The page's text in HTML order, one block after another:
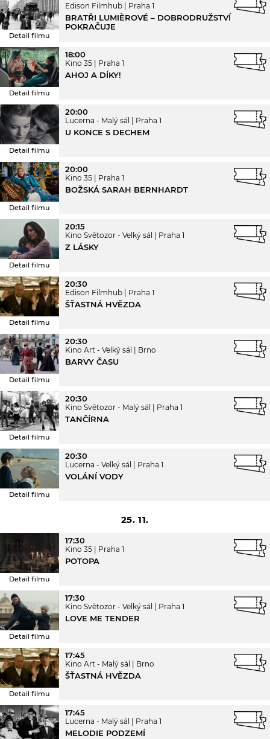
Detail filmu
Edison Filmhub Praha 1
BRATŘI LUMIÈROVÉ – DOBRODRUŽSTVÍ
POKRAČUJE
Detail filmu
18:00
Kino 35 Praha 1
AHOJ A DÍKY!
Detail filmu
20:00
Lucerna - Malý sál Praha 1
U KONCE S DECHEM
Detail filmu
20:00
Kino 35 Praha 1
BOŽSKÁ SARAH BERNHARDT
Detail filmu
20:15
Kino Světozor - Velký sál Praha 1
Z LÁSKY
Detail filmu
20:30
Edison Filmhub Praha 1
ŠŤASTNÁ HVĚZDA
Detail filmu
20:30
Kino Art - Velký sál Brno
BARVY ČASU
Detail filmu
20:30
Kino Světozor - Malý sál Praha 1
TANČÍRNA
Detail filmu
20:30
Lucerna - Velký sál Praha 1
VOLÁNÍ VODY
25. 11.
Detail filmu
17:30
Kino 35 Praha 1
POTOPA
Detail filmu
17:30
Kino Světozor - Velký sál Praha 1
LOVE ME TENDER
Detail filmu
17:45
Kino Art - Malý sál Brno
ŠŤASTNÁ HVĚZDA
17:45
Lucerna - Malý sál Praha 1
MELODIE PODZEMÍ